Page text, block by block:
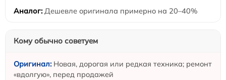
Дешевле оригинала примерно на 20–40%
Кому обычно советуем
Новая, дорогая или редкая техника; ремонт
«вдолгую», перед продажей